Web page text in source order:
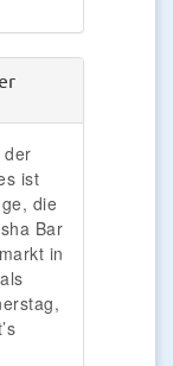
der
ist
die
Bar
in